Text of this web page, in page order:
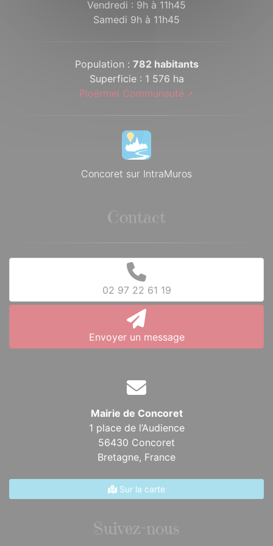
Vendredi : 9h à 11h45
Samedi 9h à 11h45
Population : 782 habitants
Superficie : 1 576 ha
Ploërmel Communauté
Concoret sur IntraMuros
Contact
02 97 22 61 19
Envoyer un message
Mairie de Concoret
1 place de l’Audience
56430 Concoret
Bretagne, France
Sur la carte
Suivez-nous